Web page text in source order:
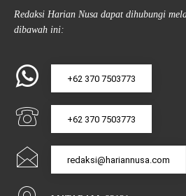
Redaksi Harian Nusa dapat dihubungi
dibawah ini:
+62 370 7503773
+62 370 7503773
redaksi@hariannusa.com